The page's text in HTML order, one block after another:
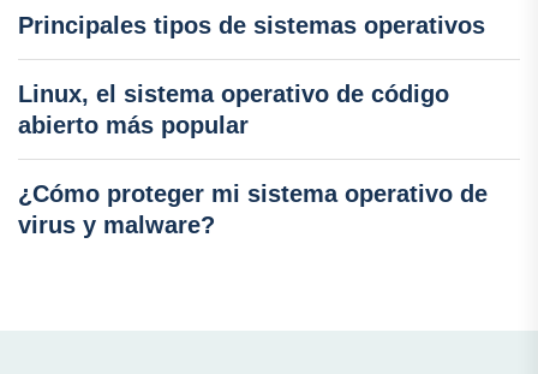
Principales tipos de sistemas operativos
Linux, el sistema operativo de código
abierto más popular
¿Cómo proteger mi sistema operativo de
virus y malware?